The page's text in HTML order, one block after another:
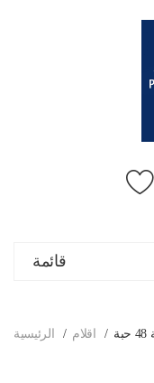
قائمة
الرئيسية اقلام